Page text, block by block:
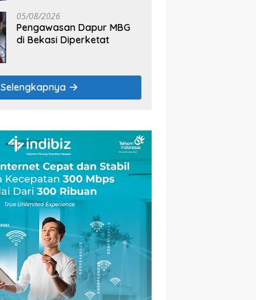
05/08/2026
Pengawasan Dapur MBG
di Bekasi Diperketat
Selengkapnya